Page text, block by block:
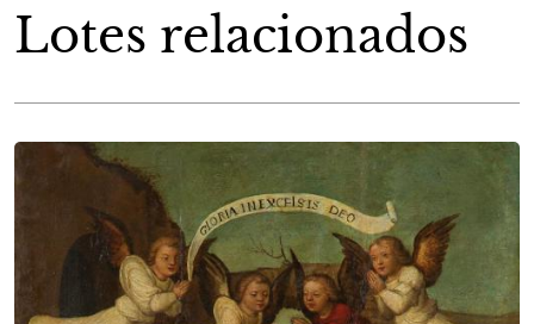
Lotes relacionados